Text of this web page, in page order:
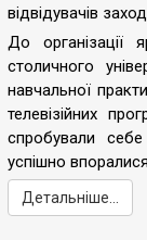
відвідувачів
До організації
столичного
навчальної
телевізійних
спробували
успішно
Детальніше...